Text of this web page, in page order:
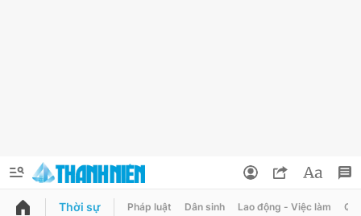
Thời sự Pháp luật Dân sinh Lao động - Việc làm